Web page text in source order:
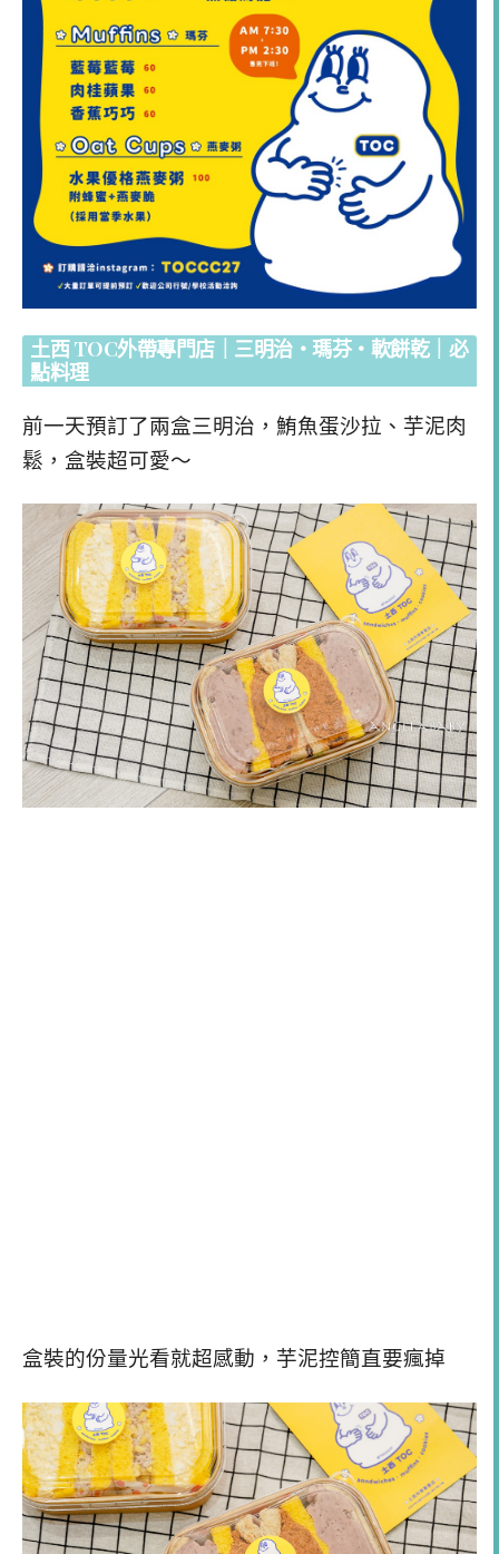
土西 TOC外帶專門店｜三明治・瑪芬・軟餅乾｜必
點料理
前一天預訂了兩盒三明治，鮪魚蛋沙拉、芋泥肉
鬆，盒裝超可愛～
盒裝的份量光看就超感動，芋泥控簡直要瘋掉